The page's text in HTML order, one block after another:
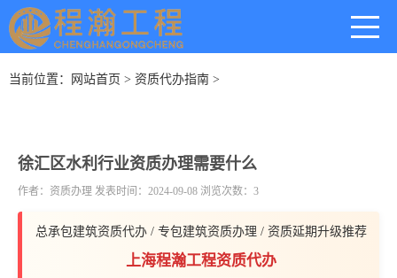
当前位置： 网站首页 > 资质代办指南 >
徐汇区水利行业资质办理需要什么
作者：资质办理 发表时间：2024-09-08 浏览次数：3
总承包建筑资质代办 / 专包建筑资质办理 / 资质延期升级推荐
上海程瀚工程资质代办